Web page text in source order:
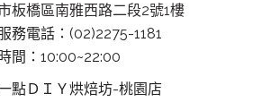
板橋區南雅西路二段2號1樓
務電話：(02)2275-1181
間：10:00~22:00
點ＤＩＹ烘焙坊-桃園店